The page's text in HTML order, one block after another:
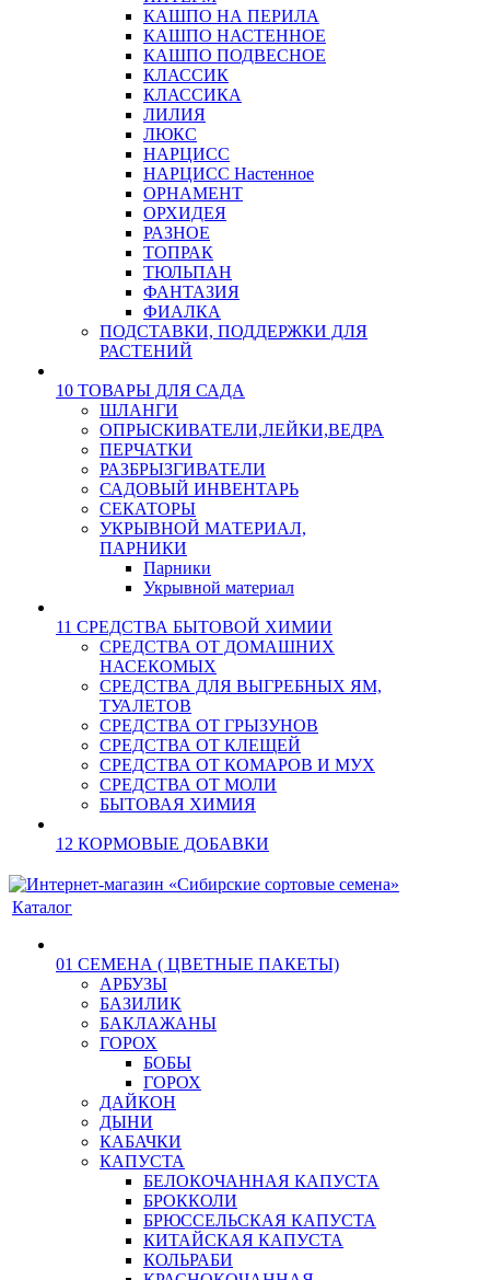
КАШПО НА ПЕРИЛА
КАШПО НАСТЕННОЕ
КАШПО ПОДВЕСНОЕ
КЛАССИК
КЛАССИКА
ЛИЛИЯ
ЛЮКС
НАРЦИСС
НАРЦИСС Настенное
ОРНАМЕНТ
ОРХИДЕЯ
РАЗНОЕ
ТОПРАК
ТЮЛЬПАН
ФАНТАЗИЯ
ФИАЛКА
ПОДСТАВКИ, ПОДДЕРЖКИ ДЛЯ
РАСТЕНИЙ
10 ТОВАРЫ ДЛЯ САДА
ШЛАНГИ
ОПРЫСКИВАТЕЛИ,ЛЕЙКИ,ВЕДРА
ПЕРЧАТКИ
РАЗБРЫЗГИВАТЕЛИ
САДОВЫЙ ИНВЕНТАРЬ
СЕКАТОРЫ
УКРЫВНОЙ МАТЕРИАЛ,
ПАРНИКИ
Парники
Укрывной материал
11 СРЕДСТВА БЫТОВОЙ ХИМИИ
СРЕДСТВА ОТ ДОМАШНИХ
НАСЕКОМЫХ
СРЕДСТВА ДЛЯ ВЫГРЕБНЫХ ЯМ,
ТУАЛЕТОВ
СРЕДСТВА ОТ ГРЫЗУНОВ
СРЕДСТВА ОТ КЛЕЩЕЙ
СРЕДСТВА ОТ КОМАРОВ И МУХ
СРЕДСТВА ОТ МОЛИ
БЫТОВАЯ ХИМИЯ
12 КОРМОВЫЕ ДОБАВКИ
Каталог
01 СЕМЕНА ( ЦВЕТНЫЕ ПАКЕТЫ)
АРБУЗЫ
БАЗИЛИК
БАКЛАЖАНЫ
ГОРОХ
БОБЫ
ГОРОХ
ДАЙКОН
ДЫНИ
КАБАЧКИ
КАПУСТА
БЕЛОКОЧАННАЯ КАПУСТА
БРОККОЛИ
БРЮССЕЛЬСКАЯ КАПУСТА
КИТАЙСКАЯ КАПУСТА
КОЛЬРАБИ